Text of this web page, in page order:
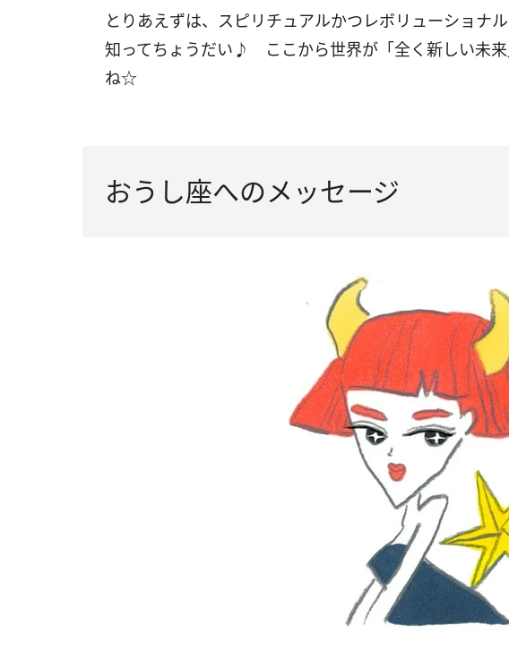
とりあえずは、スピリチュアルかつレボリューショナ
知ってちょうだい♪ ここから世界が「全く新しい未来
ね☆
おうし座へのメッセージ